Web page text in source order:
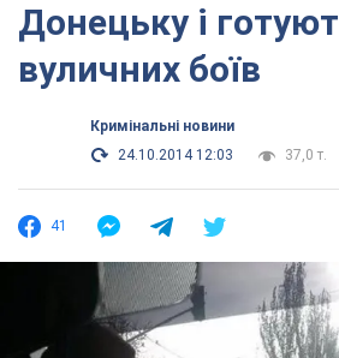
Донецьку і
вуличних боїв
Кримінальні новини
24.10.2014 12:03
37,0 т.
41